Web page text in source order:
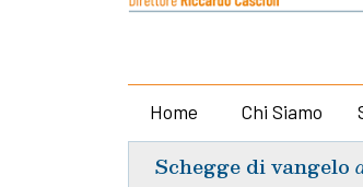
Home Chi Siamo
Schegge di vangelo